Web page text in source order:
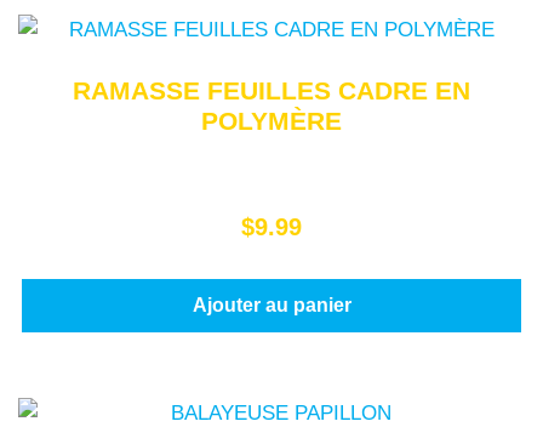
RAMASSE FEUILLES CADRE EN
POLYMÈRE
$9.99
Ajouter au panier